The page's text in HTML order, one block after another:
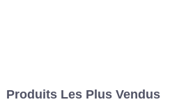
Produits Les Plus Vendus